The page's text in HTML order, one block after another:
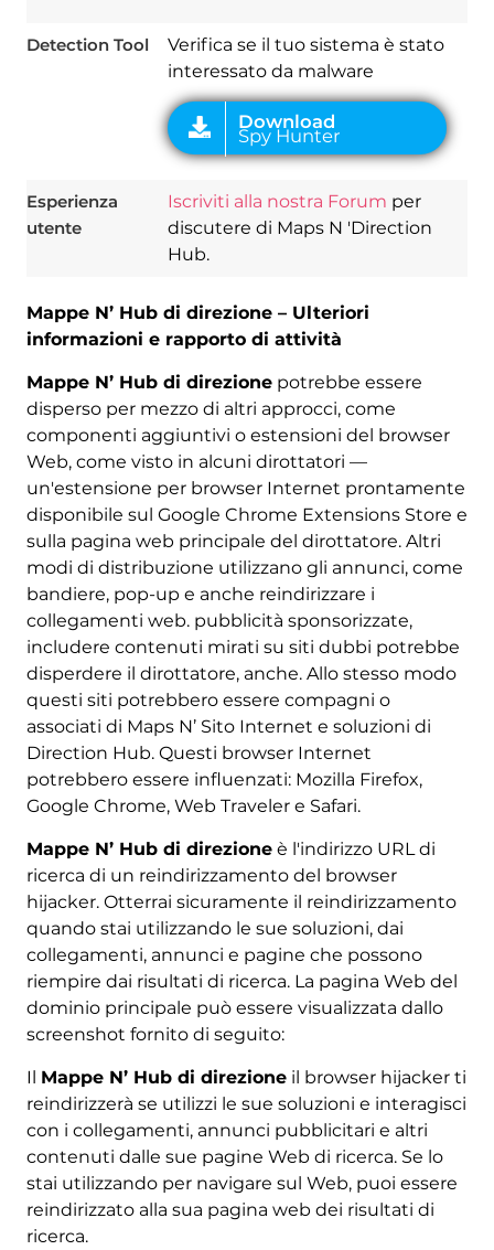
Detection Tool
Verifica se il tuo sistema è stato
interessato da malware
Esperienza
utente
Iscriviti alla nostra Forum per
discutere di Maps N 'Direction
Hub.
Mappe N’ Hub di direzione – Ulteriori
informazioni e rapporto di attività
Mappe N’ Hub di direzionepotrebbe essere
disperso per mezzo di altri approcci, come
componenti aggiuntivi o estensioni del browser
Web, come visto in alcuni dirottatori —
un'estensione per browser Internet prontamente
disponibile sul Google Chrome Extensions Store e
sulla pagina web principale del dirottatore. Altri
modi di distribuzione utilizzano gli annunci, come
bandiere, pop-up e anche reindirizzare i
collegamenti web. pubblicità sponsorizzate,
includere contenuti mirati su siti dubbi potrebbe
disperdere il dirottatore, anche. Allo stesso modo
questi siti potrebbero essere compagni o
associati di Maps N’ Sito Internet e soluzioni di
Direction Hub. Questi browser Internet
potrebbero essere influenzati: Mozilla Firefox,
Google Chrome, Web Traveler e Safari.
Mappe N’ Hub di direzioneè l'indirizzo URL di
ricerca di un reindirizzamento del browser
hijacker. Otterrai sicuramente il reindirizzamento
quando stai utilizzando le sue soluzioni, dai
collegamenti, annunci e pagine che possono
riempire dai risultati di ricerca. La pagina Web del
dominio principale può essere visualizzata dallo
screenshot fornito di seguito:
Il Mappe N’ Hub di direzioneil browser hijacker ti
reindirizzerà se utilizzi le sue soluzioni e interagisci
con i collegamenti, annunci pubblicitari e altri
contenuti dalle sue pagine Web di ricerca. Se lo
stai utilizzando per navigare sul Web, puoi essere
reindirizzato alla sua pagina web dei risultati di
ricerca.